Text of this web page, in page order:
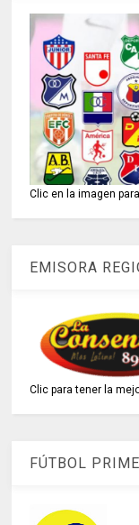
Clic en la imagen
EMISORA
Clic para tener la
FÚTBOL